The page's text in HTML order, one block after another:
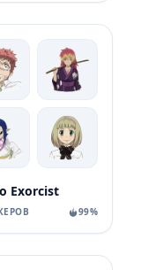
Exorcist
99%